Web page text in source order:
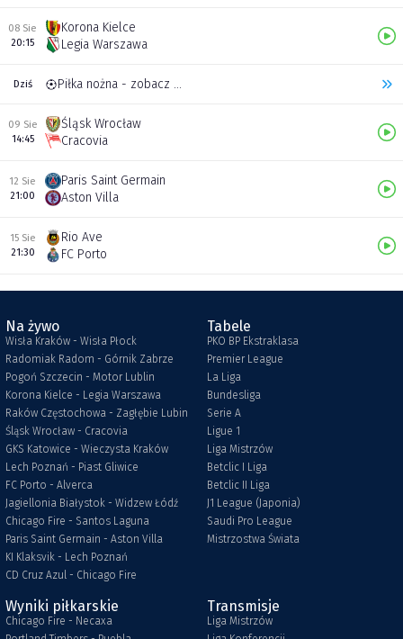
08 Sie
20:15
Korona Kielce
Legia Warszawa
Dziś Piłka nożna - zobacz inne transmisje
09 Sie
14:45
Śląsk Wrocław
Cracovia
12 Sie
21:00
Paris Saint Germain
Aston Villa
15 Sie
21:30
Rio Ave
FC Porto
Na żywo
Wisła Kraków - Wisła Płock
Radomiak Radom - Górnik Zabrze
Pogoń Szczecin - Motor Lublin
Korona Kielce - Legia Warszawa
Raków Częstochowa - Zagłębie Lubin
Śląsk Wrocław - Cracovia
GKS Katowice - Wieczysta Kraków
Lech Poznań - Piast Gliwice
FC Porto - Alverca
Jagiellonia Białystok - Widzew Łódź
Chicago Fire - Santos Laguna
Paris Saint Germain - Aston Villa
KI Klaksvik - Lech Poznań
CD Cruz Azul - Chicago Fire
Tabele
PKO BP Ekstraklasa
Premier League
La Liga
Bundesliga
Serie A
Ligue 1
Liga Mistrzów
Betclic I Liga
Betclic II Liga
J1 League (Japonia)
Saudi Pro League
Mistrzostwa Świata
Wyniki piłkarskie
Chicago Fire - Necaxa
Transmisje
Liga Mistrzów